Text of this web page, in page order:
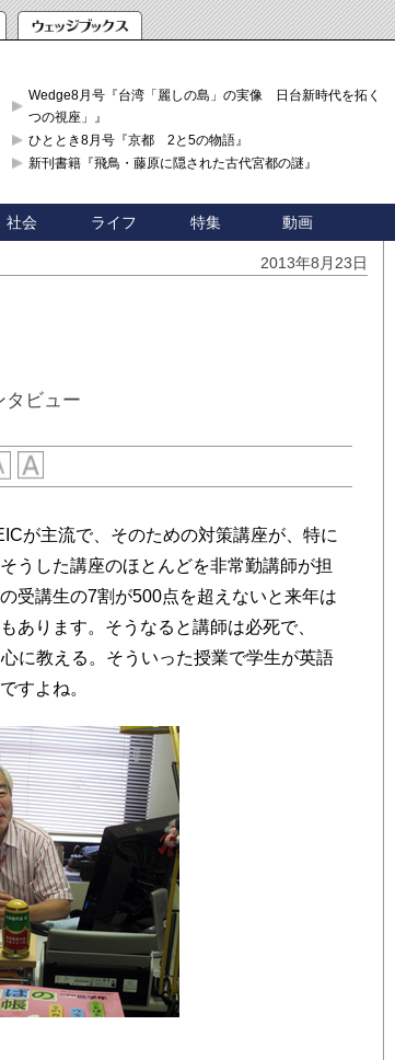
Wedge8月号『台湾「麗しの島」の実像 日台新時代を拓く「3
つの視座」』
ひととき8月号『京都 2と5の物語』
新刊書籍『飛鳥・藤原に隠された古代宮都の謎』
社会 ライフ 特集 動画
2013年8月23日
タビュー
が主流で、そのための対策講座が、特に
うした講座のほとんどを非常勤講師が担
受講生の7割が500点を超えないと来年は
あります。そうなると講師は必死で、
に教える。そういった授業で学生が英語
すよね。